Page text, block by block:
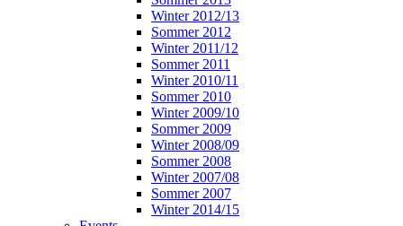
Winter 2012/13
Sommer 2012
Winter 2011/12
Sommer 2011
Winter 2010/11
Sommer 2010
Winter 2009/10
Sommer 2009
Winter 2008/09
Sommer 2008
Winter 2007/08
Sommer 2007
Winter 2014/15